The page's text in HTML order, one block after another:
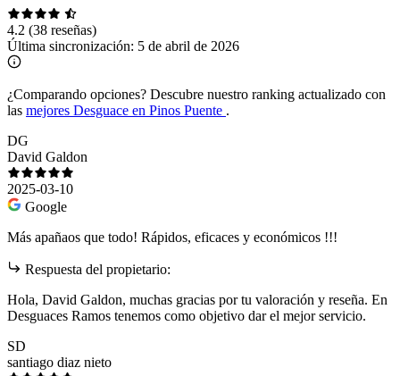
4.2 (38 reseñas)
Última sincronización: 5 de abril de 2026
¿Comparando opciones? Descubre nuestro ranking actualizado con
las mejores Desguace en Pinos Puente .
DG
David Galdon
2025-03-10
Google
Más apañaos que todo! Rápidos, eficaces y económicos !!!
Respuesta del propietario:
Hola, David Galdon, muchas gracias por tu valoración y reseña. En
Desguaces Ramos tenemos como objetivo dar el mejor servicio.
SD
santiago diaz nieto